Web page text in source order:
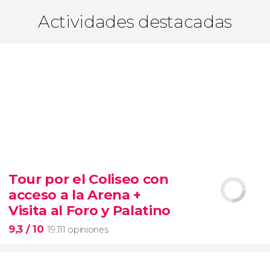
Actividades destacadas
Tour por el Coliseo con
acceso a la Arena +
Visita al Foro y Palatino
9,3 / 10 19.111 opiniones